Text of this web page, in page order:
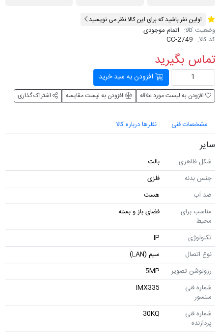
اولین نفر باشید که برای این کالا نظر می نویسید
وضعیت کالا: اتمام موجودی
کد کالا: CC-2749
تماس بگیرید
افزودن به سبد خرید
افزودن به لیست مورد علاقه افزودن به لیست مقایسه اشتراک گذاری
مشخصات فنی نظرها درباره کالا
سایر
شکل ظاهری
بالت
جنس بدنه
فلزی
ضد آب
هست
مناسب برای
محیط
فضای باز و بسته
تکنولوژی
IP
نوع اتصال
سیم (LAN)
رزولوشن تصویر
5MP
شماره فنی
سنسور
IMX335
شماره فنی
پردازنده
30KQ